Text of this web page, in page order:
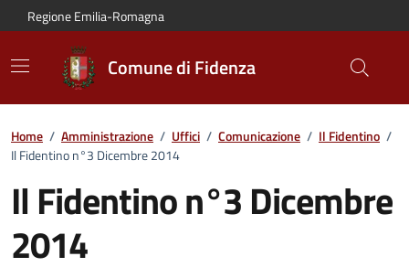
Vai al contenuto principale
Vai alla navigazione del sito
Vai al piede di pagina
Regione Emilia-Romagna
Comune di Fidenza
Home / Amministrazione / Uffici / Comunicazione / Il Fidentino /
Il Fidentino n°3 Dicembre 2014
Il Fidentino n°3 Dicembre
2014